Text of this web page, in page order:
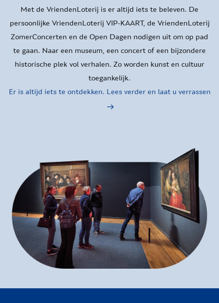
4
5
4
5
4
5
4
5
4
5
4
5
4
5
4
5
4
5
Met de VriendenLoterij is er altijd iets te beleven. De
persoonlijke VriendenLoterij VIP-KAART, de VriendenLoterij
ZomerConcerten en de Open Dagen nodigen uit om op pad
te gaan. Naar een museum, een concert of een bijzondere
historische plek vol verhalen. Zo worden kunst en cultuur
toegankelijk.
Er is altijd iets te ontdekken. Lees verder en laat u verrassen